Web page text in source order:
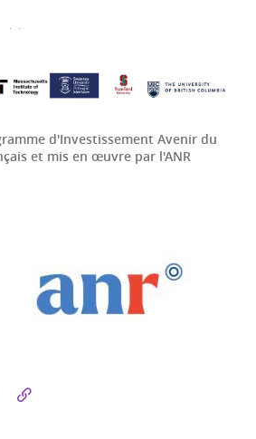
d'Investissement Avenir du
et mis en œuvre par l'ANR
sur Facebook
Partager sur LinkedIn